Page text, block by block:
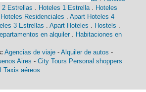
2 Estrellas . Hoteles 1 Estrella. Hoteles
Hoteles Residenciales . Apart Hoteles 4
3 Estrellas . Apart Hoteles . Hostels .
en alquiler . Habitaciones en
Agencias de viaje - Alquiler de autos -
Aires - City Tours Personal shoppers
Taxis aéreos